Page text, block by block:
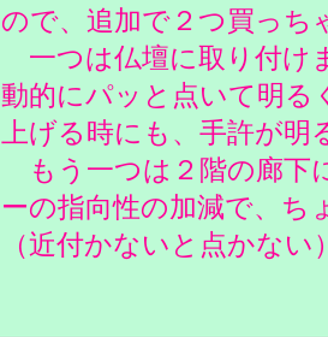
ので、追加で２つ買っち
一つは仏壇に取り付け
動的にパッと点いて明る
上げる時にも、手許が明
もう一つは２階の廊下
ーの指向性の加減で、ち
（近付かないと点かな